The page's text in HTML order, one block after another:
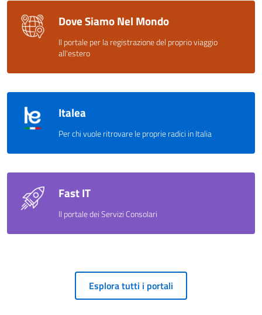
Dove Siamo Nel Mondo
Il portale per la registrazione del proprio viaggio
all'estero
Italea
Per chi vuole ritrovare le proprie radici in Italia
Fast IT
Il portale dei Servizi Consolari
Esplora tutti i portali